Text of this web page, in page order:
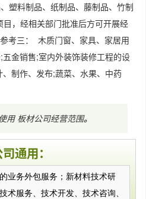
塑料制品、纸制品、藤制品、竹制
，经相关部门批准后方可开展经
考三： 木质门窗、家具、家居用
金销售;室内外装饰装修工程的设
制作、发布;蔬菜、水果、中药
用 板材公司经营范围。
通用：
业务外包服务；新材料技术研
术服务、技术开发、技术咨询、